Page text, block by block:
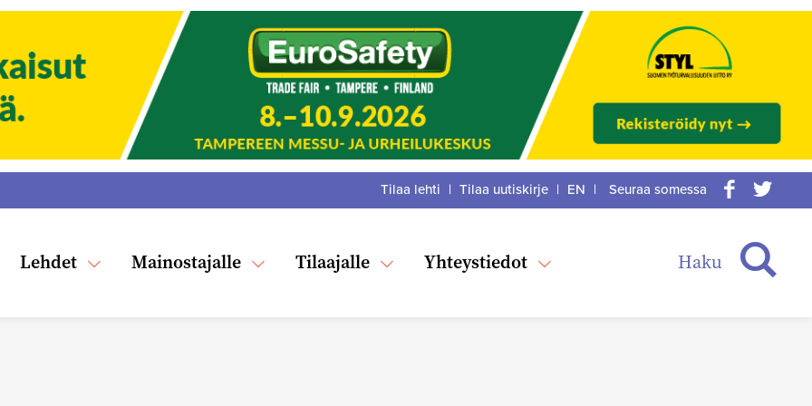
Lehdet Mainostajalle Tilaajalle Yhteystiedot Haku
Tilaa lehti | Tilaa uutiskirje | EN |
Seuraa somessa
:Facebook
Twitter